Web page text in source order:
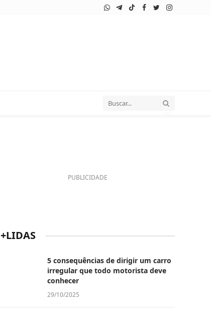
WhatsApp
Telegram
TikTokFacebook
TwitterInstagram
PUBLICIDADE
+LIDAS
5 consequências de dirigir um carro
irregular que todo motorista deve
conhecer
29/10/2025